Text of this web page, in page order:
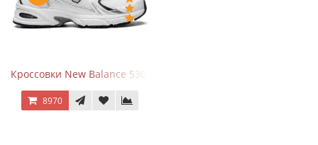
Кроссовки New Balance 530 White Silver Navy
8970